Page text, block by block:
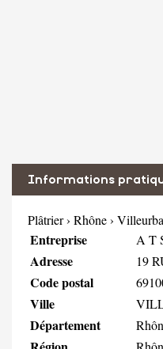
Informations
Plâtrier› Rhône›
Entreprise A T
Adresse 19
Code postal
Ville
Département